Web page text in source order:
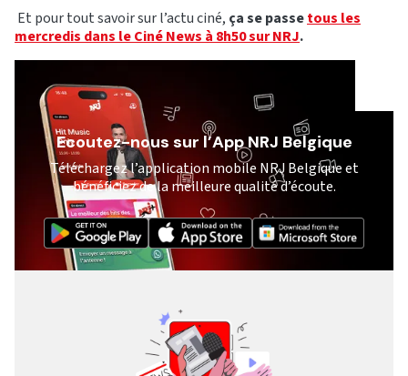
Et pour tout savoir sur l’actu ciné, ça se passetous les
mercredis dans le Ciné News à 8h50 sur NRJ.
Ecoutez-nous sur l’App NRJ Belgique
Téléchargez l’application mobile NRJ Belgique et
bénéficiez de la meilleure qualité d’écoute.